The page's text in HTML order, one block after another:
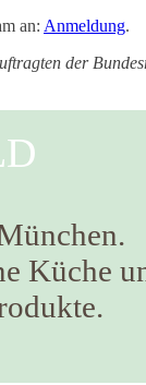
an: Anmeldung.
der
Küche